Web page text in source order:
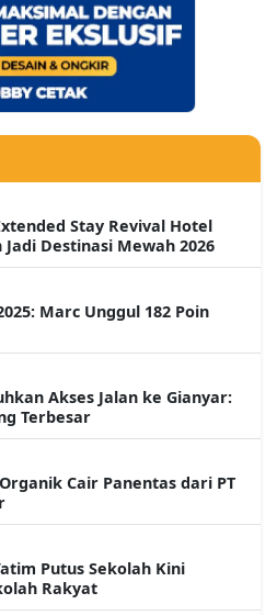
Stay Revival Hotel
Destinasi Mewah 2026
Marc Unggul 182 Poin
Akses Jalan ke Gianyar:
Terbesar
Cair Panentas dari PT
Putus Sekolah Kini
Rakyat